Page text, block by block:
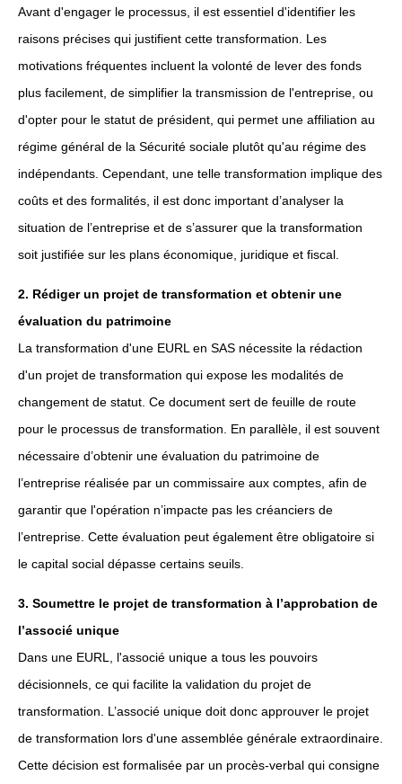
Avant d'engager le processus, il est essentiel d'identifier les
raisons précises qui justifient cette transformation. Les
motivations fréquentes incluent la volonté de lever des fonds
plus facilement, de simplifier la transmission de l'entreprise, ou
d'opter pour le statut de président, qui permet une affiliation au
régime général de la Sécurité sociale plutôt qu'au régime des
indépendants. Cependant, une telle transformation implique des
coûts et des formalités, il est donc important d’analyser la
situation de l’entreprise et de s’assurer que la transformation
soit justifiée sur les plans économique, juridique et fiscal.
2. Rédiger un projet de transformation et obtenir une
évaluation du patrimoine
La transformation d'une EURL en SAS nécessite la rédaction
d'un projet de transformation qui expose les modalités de
changement de statut. Ce document sert de feuille de route
pour le processus de transformation. En parallèle, il est souvent
nécessaire d’obtenir une évaluation du patrimoine de
l’entreprise réalisée par un commissaire aux comptes, afin de
garantir que l'opération n’impacte pas les créanciers de
l’entreprise. Cette évaluation peut également être obligatoire si
le capital social dépasse certains seuils.
3. Soumettre le projet de transformation à l’approbation de
l’associé unique
Dans une EURL, l'associé unique a tous les pouvoirs
décisionnels, ce qui facilite la validation du projet de
transformation. L’associé unique doit donc approuver le projet
de transformation lors d'une assemblée générale extraordinaire.
Cette décision est formalisée par un procès-verbal qui consigne